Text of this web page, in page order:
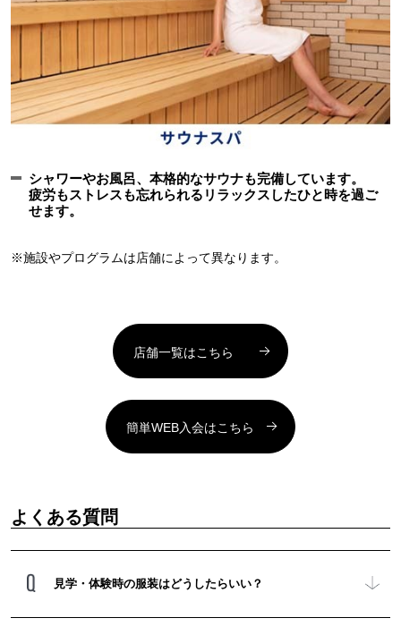
シャワーやお風呂、本格的なサウナも完備しています。
疲労もストレスも忘れられるリラックスしたひと時を過ご
せます。
※施設やプログラムは店舗によって異なります。
店舗一覧はこちら
簡単WEB入会はこちら
よくある質問
見学・体験時の服装はどうしたらいい？